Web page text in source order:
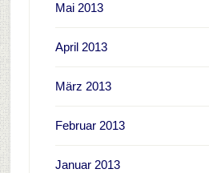
Mai 2013
April 2013
März 2013
Februar 2013
Januar 2013